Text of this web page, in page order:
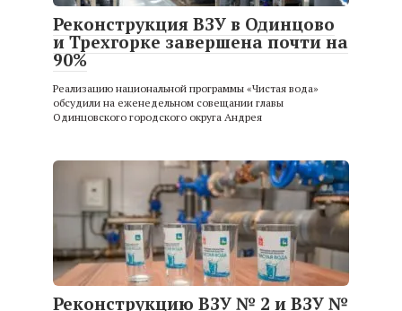
Реконструкция ВЗУ в Одинцово
и Трехгорке завершена почти на
90%
Реализацию национальной программы «Чистая вода»
обсудили на еженедельном совещании главы
Одинцовского городского округа Андрея
Реконструкцию ВЗУ № 2 и ВЗУ №